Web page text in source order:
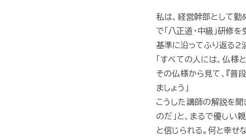
私は、経営幹部として勤
で「八正道・中級」研修
基準に沿ってふり返る2
「すべての人には、仏様
その仏様から見て、『普
ましょう」
こうした講師の解説を聞
のだ」と、まるで優し
と信じられる。何と幸せ